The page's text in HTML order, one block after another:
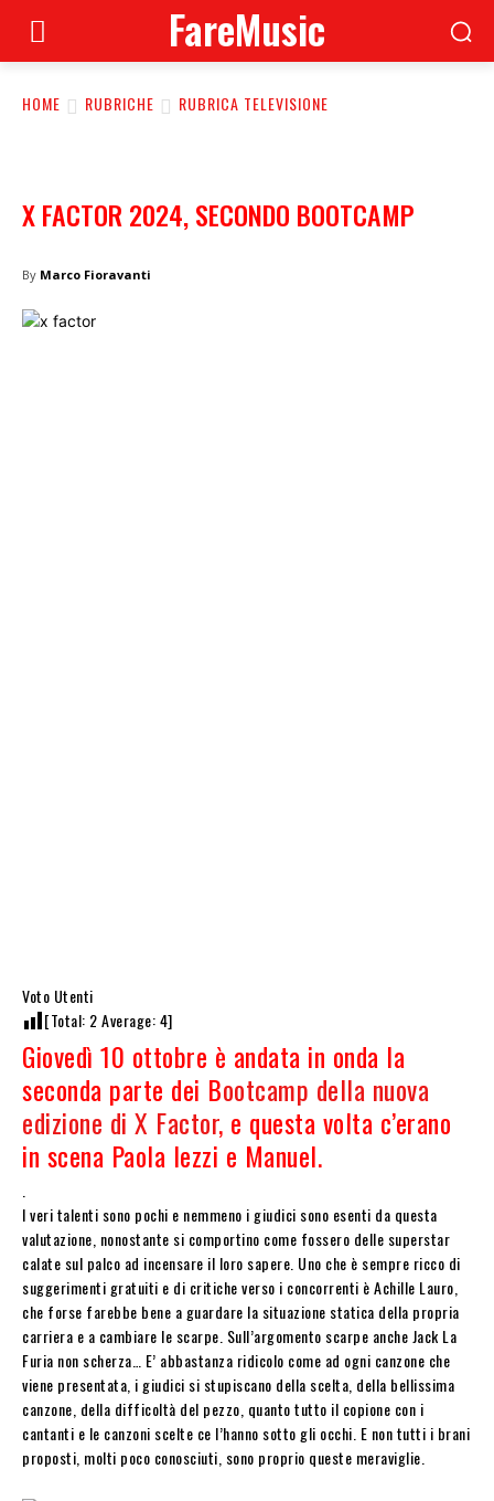
FareMusic
HOME RUBRICHE RUBRICA TELEVISIONE
X FACTOR 2024, SECONDO BOOTCAMP
By Marco Fioravanti
Voto Utenti
[Total: 2Average:4]
Giovedì 10 ottobre è andata in onda la
seconda parte dei Bootcamp della nuova
edizione di X Factor, e questa volta c’erano
in scena Paola Iezzi e Manuel.
I veri talenti sono pochi e nemmeno i giudici sono esenti da questa
valutazione, nonostante si comportino come fossero delle superstar
calate sul palco ad incensare il loro sapere. Uno che è sempre ricco di
suggerimenti gratuiti e di critiche verso i concorrenti è Achille Lauro,
che forse farebbe bene a guardare la situazione statica della propria
carriera e a cambiare le scarpe. Sull’argomento scarpe anche Jack La
Furia non scherza… E’ abbastanza ridicolo come ad ogni canzone che
viene presentata, i giudici si stupiscano della scelta, della bellissima
canzone, della difficoltà del pezzo, quanto tutto il copione con i
cantanti e le canzoni scelte ce l’hanno sotto gli occhi. E non tutti i brani
proposti, molti poco conosciuti, sono proprio queste meraviglie.